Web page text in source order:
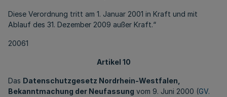
Diese Verordnung tritt am 1. Januar 2001 in Kraft und mit
Ablauf des 31. Dezember 2009 außer Kraft.“
20061
Artikel 10
Das Datenschutzgesetz Nordrhein-Westfalen,
Bekanntmachung der Neufassung vom 9. Juni 2000 (GV.